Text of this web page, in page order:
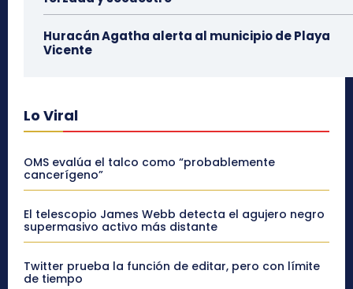
Huracán Agatha alerta al municipio de Playa
Vicente
Lo Viral
OMS evalúa el talco como “probablemente
cancerígeno”
El telescopio James Webb detecta el agujero negro
supermasivo activo más distante
Twitter prueba la función de editar, pero con límite
de tiempo